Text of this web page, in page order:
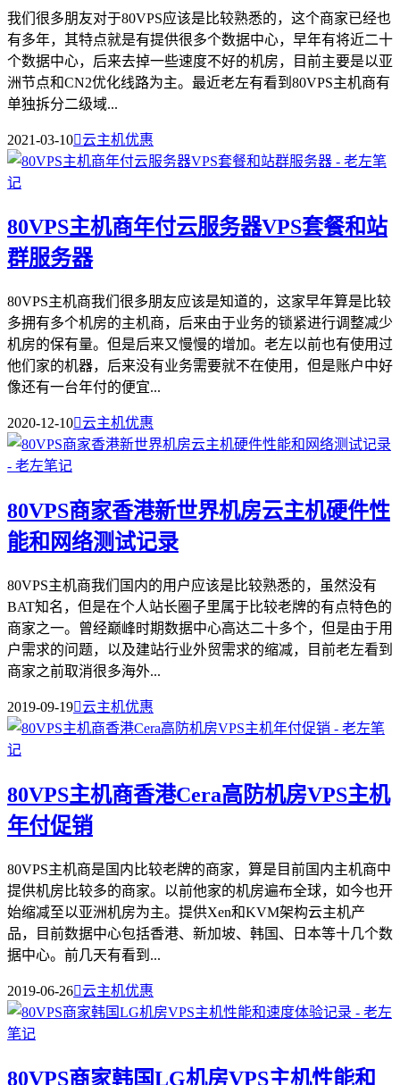
我们很多朋友对于80VPS应该是比较熟悉的，这个商家已经也
有多年，其特点就是有提供很多个数据中心，早年有将近二十
个数据中心，后来去掉一些速度不好的机房，目前主要是以亚
洲节点和CN2优化线路为主。最近老左有看到80VPS主机商有
单独拆分二级域...
2021-03-10云主机优惠
80VPS主机商年付云服务器VPS套餐和站
群服务器
80VPS主机商我们很多朋友应该是知道的，这家早年算是比较
多拥有多个机房的主机商，后来由于业务的锁紧进行调整减少
机房的保有量。但是后来又慢慢的增加。老左以前也有使用过
他们家的机器，后来没有业务需要就不在使用，但是账户中好
像还有一台年付的便宜...
2020-12-10云主机优惠
80VPS商家香港新世界机房云主机硬件性
能和网络测试记录
80VPS主机商我们国内的用户应该是比较熟悉的，虽然没有
BAT知名，但是在个人站长圈子里属于比较老牌的有点特色的
商家之一。曾经巅峰时期数据中心高达二十多个，但是由于用
户需求的问题，以及建站行业外贸需求的缩减，目前老左看到
商家之前取消很多海外...
2019-09-19云主机优惠
80VPS主机商香港Cera高防机房VPS主机
年付促销
80VPS主机商是国内比较老牌的商家，算是目前国内主机商中
提供机房比较多的商家。以前他家的机房遍布全球，如今也开
始缩减至以亚洲机房为主。提供Xen和KVM架构云主机产
品，目前数据中心包括香港、新加坡、韩国、日本等十几个数
据中心。前几天有看到...
2019-06-26云主机优惠
80VPS商家韩国LG机房VPS主机性能和